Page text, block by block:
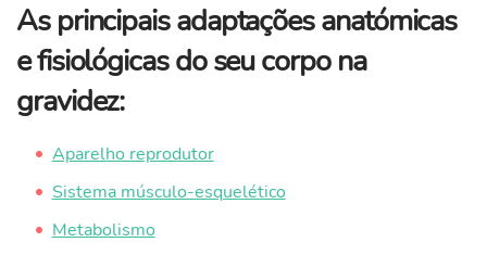
As principais adaptações anatómicas
e fisiológicas do seu corpo na
gravidez:
Aparelho reprodutor
Sistema músculo-esquelético
Metabolismo